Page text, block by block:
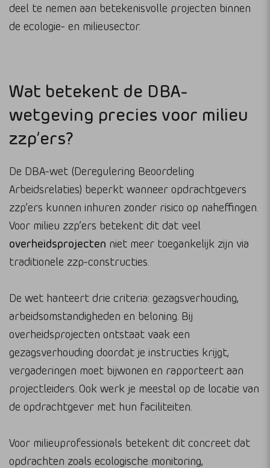
deel te nemen aan betekenisvolle projecten binnen
de ecologie- en milieusector.
Wat betekent de DBA-
wetgeving precies voor milieu
zzp’ers?
De DBA-wet (Deregulering Beoordeling
Arbeidsrelaties) beperkt wanneer opdrachtgevers
zzp’ers kunnen inhuren zonder risico op naheffingen.
Voor milieu zzp’ers betekent dit dat veel
overheidsprojecten niet meer toegankelijk zijn via
traditionele zzp-constructies.
De wet hanteert drie criteria: gezagsverhouding,
arbeidsomstandigheden en beloning. Bij
overheidsprojecten ontstaat vaak een
gezagsverhouding doordat je instructies krijgt,
vergaderingen moet bijwonen en rapporteert aan
projectleiders. Ook werk je meestal op de locatie van
de opdrachtgever met hun faciliteiten.
Voor milieuprofessionals betekent dit concreet dat
opdrachten zoals ecologische monitoring,